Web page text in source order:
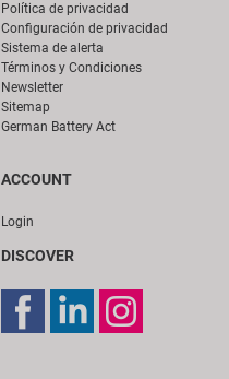
Política de privacidad
Configuración de privacidad
Sistema de alerta
Términos y Condiciones
Newsletter
Sitemap
German Battery Act
ACCOUNT
Login
DISCOVER